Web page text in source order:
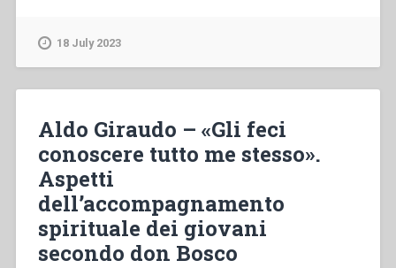
e
l’edificazione
in
“Quaderni
di
18 July 2023
Aldo Giraudo – «Gli feci
conoscere tutto me stesso».
Aspetti
dell’accompagnamento
spirituale dei giovani
secondo don Bosco